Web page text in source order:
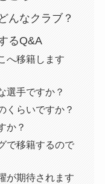
んなクラブ？
るQ&A
へ移籍します
選手ですか？
くらいですか？
か？
で移籍するので
が期待されます